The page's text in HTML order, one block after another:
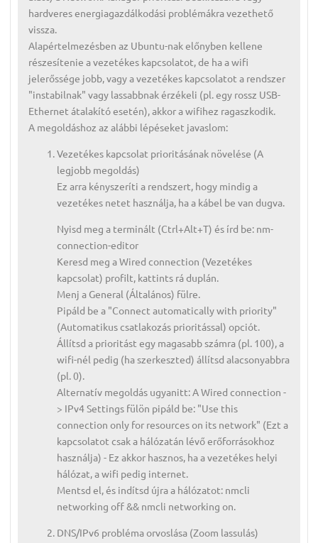
hardveres energiagazdálkodási problémákra vezethető
vissza.
Alapértelmezésben az Ubuntu-nak előnyben kellene
részesítenie a vezetékes kapcsolatot, de ha a wifi
jelerőssége jobb, vagy a vezetékes kapcsolatot a rendszer
"instabilnak" vagy lassabbnak érzékeli (pl. egy rossz USB-
Ethernet átalakító esetén), akkor a wifihez ragaszkodik.
A megoldáshoz az alábbi lépéseket javaslom:
Vezetékes kapcsolat prioritásának növelése (A
legjobb megoldás)
Ez arra kényszeríti a rendszert, hogy mindig a
vezetékes netet használja, ha a kábel be van dugva.
Nyisd meg a terminált (Ctrl+Alt+T) és írd be: nm-
connection-editor
Keresd meg a Wired connection (Vezetékes
kapcsolat) profilt, kattints rá duplán.
Menj a General (Általános) fülre.
Pipáld be a "Connect automatically with priority"
(Automatikus csatlakozás prioritással) opciót.
Állítsd a prioritást egy magasabb számra (pl. 100), a
wifi-nél pedig (ha szerkeszted) állítsd alacsonyabbra
(pl. 0).
Alternatív megoldás ugyanitt: A Wired connection -
> IPv4 Settings fülön pipáld be: "Use this
connection only for resources on its network" (Ezt a
kapcsolatot csak a hálózatán lévő erőforrásokhoz
használja) - Ez akkor hasznos, ha a vezetékes helyi
hálózat, a wifi pedig internet.
Mentsd el, és indítsd újra a hálózatot: nmcli
networking off && nmcli networking on.
DNS/IPv6 probléma orvoslása (Zoom lassulás)